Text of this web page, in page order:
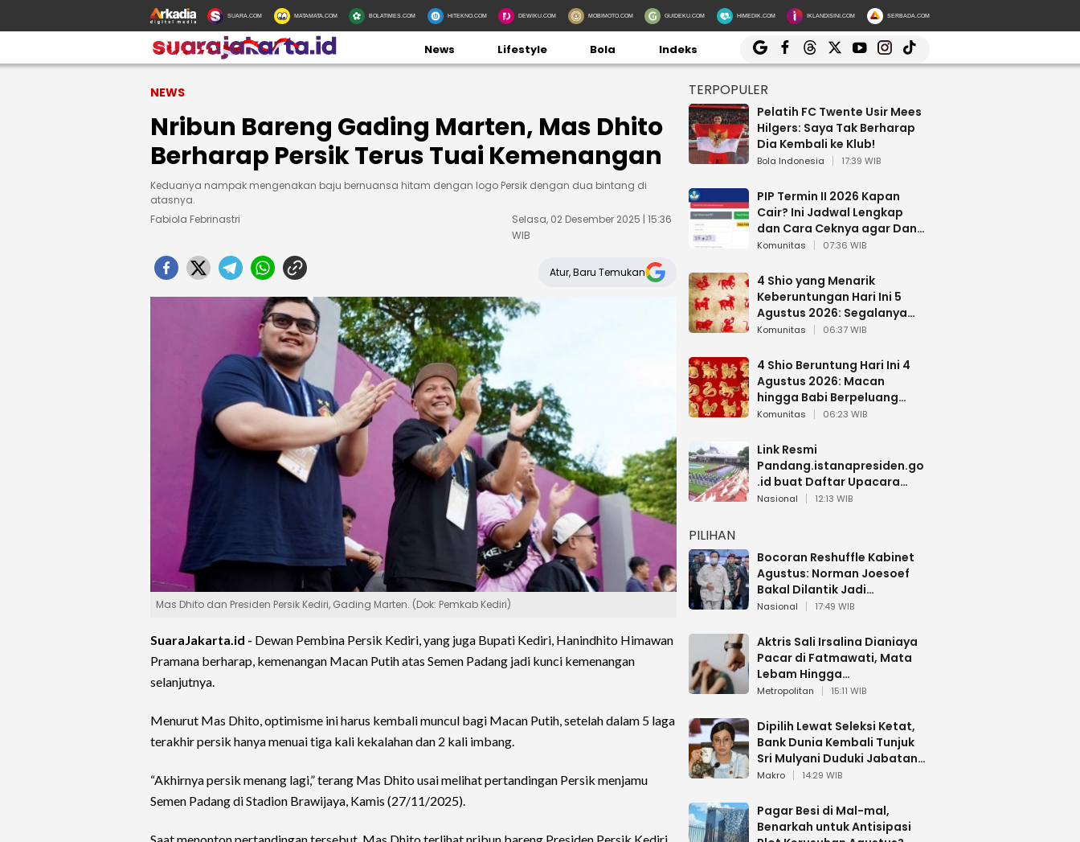
SUARA.COM MATAMATA.COM BOLATIMES.COM HITEKNO.COM DEWIKU.COM MOBIMOTO.COM GUIDEKU.COM HIMEDIK.COM IKLANDISINI.COM SERBADA.COM
News Lifestyle Bola Indeks
NEWS
Nribun Bareng Gading Marten, Mas Dhito
Berharap Persik Terus Tuai Kemenangan
Keduanya nampak mengenakan baju bernuansa hitam dengan logo Persik dengan dua bintang di
atasnya.
Fabiola Febrinastri
Selasa, 02 Desember 2025 | 15:36
WIB
Atur, Baru Temukan
Mas Dhito dan Presiden Persik Kediri, Gading Marten. (Dok: Pemkab Kediri)
SuaraJakarta.id - Dewan Pembina Persik Kediri, yang juga Bupati Kediri, Hanindhito Himawan
Pramana berharap, kemenangan Macan Putih atas Semen Padang jadi kunci kemenangan
selanjutnya.
Menurut Mas Dhito, optimisme ini harus kembali muncul bagi Macan Putih, setelah dalam 5 laga
terakhir persik hanya menuai tiga kali kekalahan dan 2 kali imbang.
“Akhirnya persik menang lagi,” terang Mas Dhito usai melihat pertandingan Persik menjamu
Semen Padang di Stadion Brawijaya, Kamis (27/11/2025).
TERPOPULER
Pelatih FC Twente Usir Mees
Hilgers: Saya Tak Berharap
Dia Kembali ke Klub!
Bola Indonesia 17:39 WIB
PIP Termin II 2026 Kapan
Cair? Ini Jadwal Lengkap
dan Cara Ceknya agar Dana
Tidak Hangus!
Komunitas 07:36 WIB
4 Shio yang Menarik
Keberuntungan Hari Ini 5
Agustus 2026: Segalanya
Berjalan Lancar
Komunitas 06:37 WIB
4 Shio Beruntung Hari Ini 4
Agustus 2026: Macan
hingga Babi Berpeluang
Dapat Kabar Baik
Komunitas 06:23 WIB
Link Resmi
Pandang.istanapresiden.go
.id buat Daftar Upacara
Bendera HUT RI di Istana
Nasional 12:13 WIB
PILIHAN
Bocoran Reshuffle Kabinet
Agustus: Norman Joesoef
Bakal Dilantik Jadi
Wamenhan RI
Nasional 17:49 WIB
Aktris Sali Irsalina Dianiaya
Pacar di Fatmawati, Mata
Lebam Hingga
Diselamatkan Polantas
Metropolitan 15:11 WIB
Dipilih Lewat Seleksi Ketat,
Bank Dunia Kembali Tunjuk
Sri Mulyani Duduki Jabatan
Strategis
Makro 14:29 WIB
Pagar Besi di Mal-mal,
Benarkah untuk Antisipasi